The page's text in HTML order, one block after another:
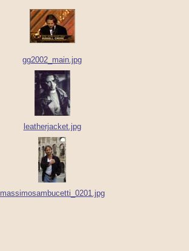
gg2002_main.jpg
leatherjacket.jpg
massimosambucetti_0201.jpg